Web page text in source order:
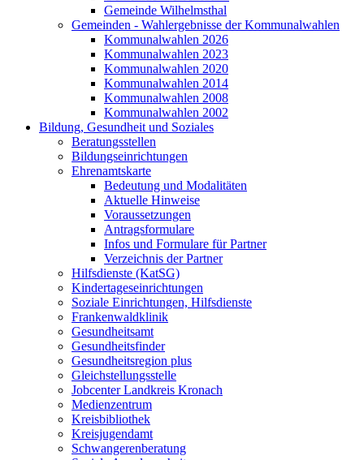
Gemeinde Wilhelmsthal
Gemeinden - Wahlergebnisse der Kommunalwahlen
Kommunalwahlen 2026
Kommunalwahlen 2023
Kommunalwahlen 2020
Kommunalwahlen 2014
Kommunalwahlen 2008
Kommunalwahlen 2002
Bildung, Gesundheit und Soziales
Beratungsstellen
Bildungseinrichtungen
Ehrenamtskarte
Bedeutung und Modalitäten
Aktuelle Hinweise
Voraussetzungen
Antragsformulare
Infos und Formulare für Partner
Verzeichnis der Partner
Hilfsdienste (KatSG)
Kindertageseinrichtungen
Soziale Einrichtungen, Hilfsdienste
Frankenwaldklinik
Gesundheitsamt
Gesundheitsfinder
Gesundheitsregion plus
Gleichstellungsstelle
Jobcenter Landkreis Kronach
Medienzentrum
Kreisbibliothek
Kreisjugendamt
Schwangerenberatung